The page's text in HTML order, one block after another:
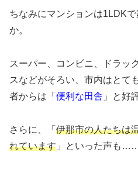
ちなみにマンションは1LDK
か。
スーパー、コンビニ、ドラッ
スなどがそろい、市内はとて
者からは「 便利な田舎 」と好
さらに、「 伊那市の人たちは
れています 」といった声も……